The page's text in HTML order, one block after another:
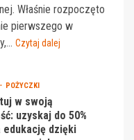
Właśnie rozpoczęto
pierwszego w
Czytaj dalej
POŻYCZKI
w swoją
uzyskaj do 50%
edukację dzięki